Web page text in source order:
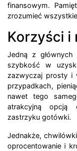
finansowym.
zrozumieć
Korzyści i
Jedną z
szybkość w
zazwyczaj prosty i
przypadkach,
nawet tego
atrakcyjną opcją
zastrzyku gotówki.
Jednakże,
oprocentowanie i